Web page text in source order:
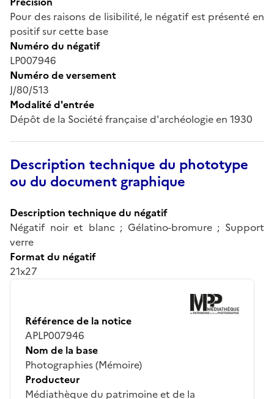
Pour des raisons de lisibilité, le négatif est présenté en
positif sur cette base
Numéro du négatif
LP007946
Numéro de versement
J/80/513
Modalité d'entrée
Dépôt de la Société française d'archéologie en 1930
Description technique du phototype
ou du document graphique
Description technique du négatif
Négatif noir et blanc ; Gélatino-bromure ; Support
verre
Format du négatif
21x27
Référence de la notice
APLP007946
Nom de la base
Photographies (Mémoire)
Producteur
Médiathèque du patrimoine et de la